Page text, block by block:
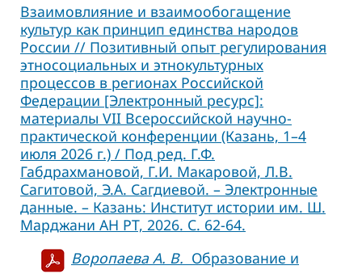
Взаимовлияние и взаимообогащение
культур как принцип единства народов
России // Позитивный опыт регулирования
этносоциальных и этнокультурных
процессов в регионах Российской
Федерации [Электронный ресурс]:
материалы VII Всероссийской научно-
практической конференции (Казань, 1–4
июля 2026 г.) / Под ред. Г.Ф.
Габдрахмановой, Г.И. Макаровой, Л.В.
Сагитовой, Э.А. Сагдиевой. – Электронные
данные. – Казань: Институт истории им. Ш.
Марджани АН РТ, 2026. С. 62-64.
Воропаева А. В. Образование и